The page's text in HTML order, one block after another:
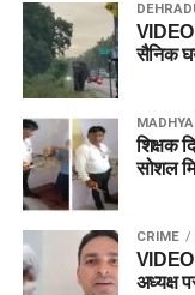
VIDEO:
सैनिक
शिक्षक
सोशल
CRIME
अध्यक्ष